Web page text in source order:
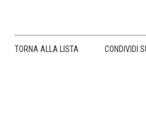
TORNA ALLA LISTA CONDIVIDI